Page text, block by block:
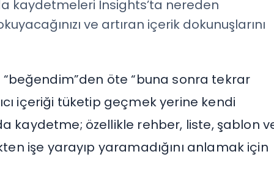
kaydetmeleri Insights’ta nereden
ve artıran içerik dokunuşlarını
öte “buna sonra tekrar
içeriği tüketip geçmek yerine kendi
kaydetme; özellikle rehber, liste, şablon
işe yarayıp yaramadığını anlamak için